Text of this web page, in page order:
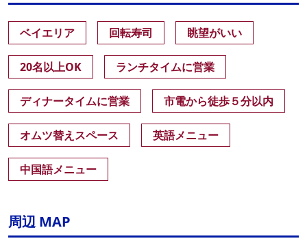
ベイエリア 回転寿司 眺望がいい
20名以上OK ランチタイムに営業
ディナータイムに営業 市電から徒歩５分以内
オムツ替えスペース 英語メニュー
中国語メニュー
周辺 MAP